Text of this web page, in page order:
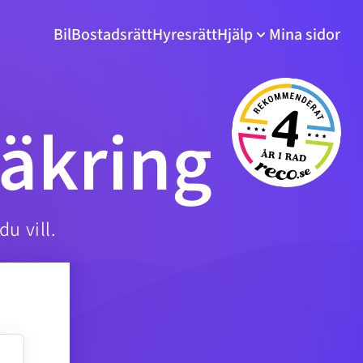
vill.
BilBostadsrättHyresrättHjälp Mina sidor